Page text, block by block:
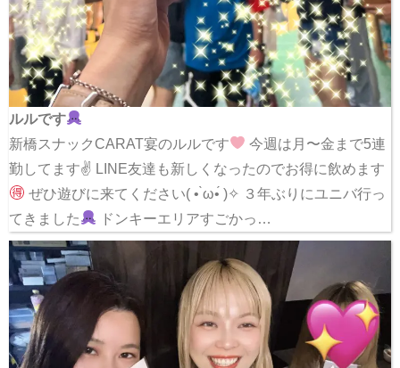
ルルです
新橋スナックCARAT宴のルルです
今週は月〜金まで5連
勤してます✌ LINE友達も新しくなったのでお得に飲めます
ぜひ遊びに来てください( • ̀ω•́ )✧ ３年ぶりにユニバ行っ
てきました
ドンキーエリアすごかっ…